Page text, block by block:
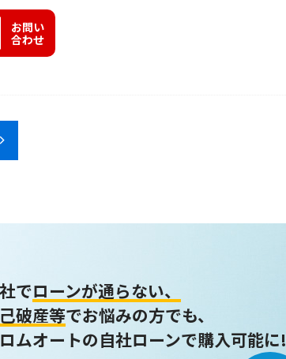
お問い
合わせ
でローンが通らない、
破産等でお悩みの方でも、
ムオートの自社ローンで購入可能に!